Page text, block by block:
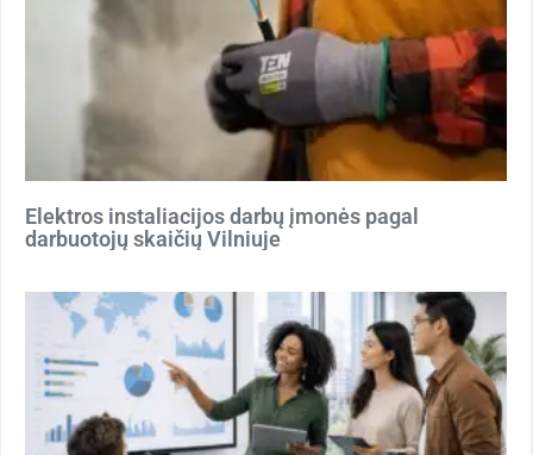
Elektros instaliacijos darbų įmonės pagal
darbuotojų skaičių Vilniuje